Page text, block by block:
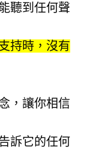
聽到任何聲
持時，沒有
，讓你相信
訴它的任何